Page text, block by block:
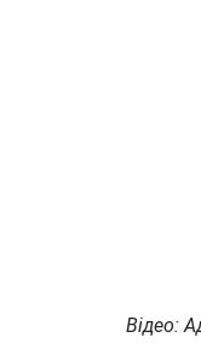
Відео: